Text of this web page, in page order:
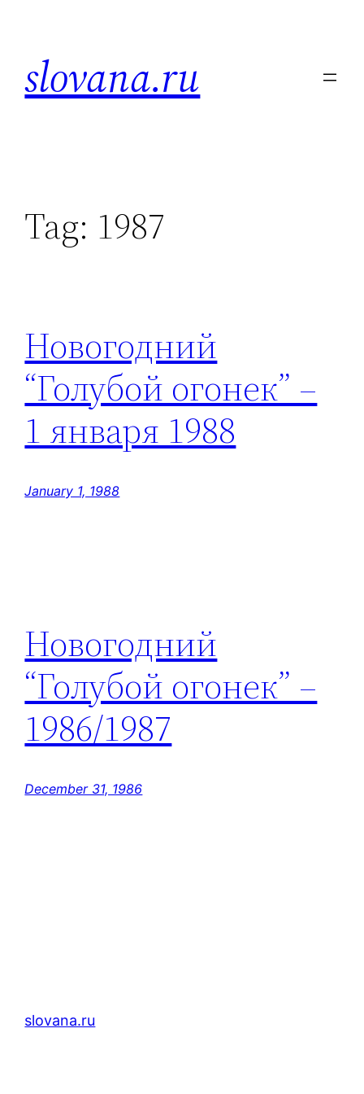
content
slovana.ru
Tag: 1987
Новогодний
“Голубой огонек” –
1 января 1988
January 1, 1988
Новогодний
“Голубой огонек” –
1986/1987
December 31, 1986
slovana.ru